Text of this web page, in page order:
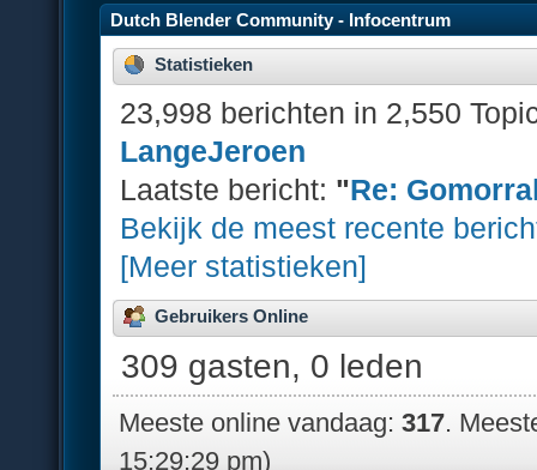
Dutch Blender Community - Infocentrum
Statistieken
23,998 berichten in 2,550
LangeJeroen
Laatste bericht: "Re:
Bekijk de meest recente
[Meer statistieken]
Gebruikers Online
309 gasten, 0 leden
Meeste online vandaag:317.
15:29:29 pm)